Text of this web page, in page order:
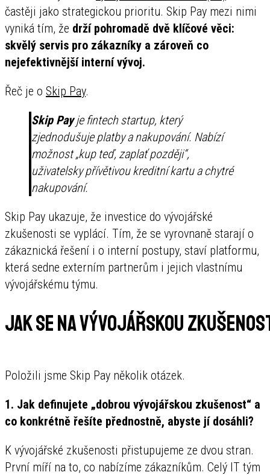
častěji jako strategickou prioritu. Skip Pay mezi nimi
vyniká tím, že drží pohromadě dvě klíčové věci:
skvělý servis pro zákazníky a zároveň co
nejefektivnější interní vývoj.
Řeč je o Skip Pay.
Skip Payje fintech startup, který
zjednodušuje platby a nakupování. Nabízí
možnost „kup teď, zaplať později“,
uživatelsky přívětivou kreditní kartu a chytré
nakupování.
Skip Pay ukazuje, že investice do vývojářské
zkušenosti se vyplácí. Tím, že se vyrovnaně starají o
zákaznická řešení i o interní postupy, staví platformu,
která sedne externím partnerům i jejich vlastnímu
vývojářskému týmu.
Jak se na vývojářskou
Položili jsme Skip Pay několik otázek.
1. Jak definujete „dobrou vývojářskou zkušenost“ a
co konkrétně řešíte přednostně, abyste jí dosáhli?
K vývojářské zkušenosti přistupujeme ze dvou stran.
První míří na to, co nabízíme zákazníkům. Celý IT tým